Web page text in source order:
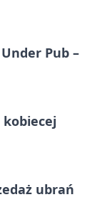
Pub –
kobiecej
ubrań